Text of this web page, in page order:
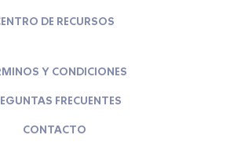
DE RECURSOS
Y CONDICIONES
FRECUENTES
CONTACTO